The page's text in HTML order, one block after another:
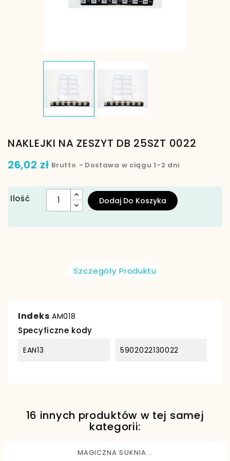
NAKLEJKI NA ZESZYT DB 25SZT 0022
26,02 zł Brutto Dostawa w ciągu 1-2 dni
Ilość Dodaj Do Koszyka
Szczegóły Produktu
Indeks AM018
Specyficzne kody
EAN13 5902022130022
16 innych produktów w tej samej
kategorii:
MAGICZNA SUKNIA...